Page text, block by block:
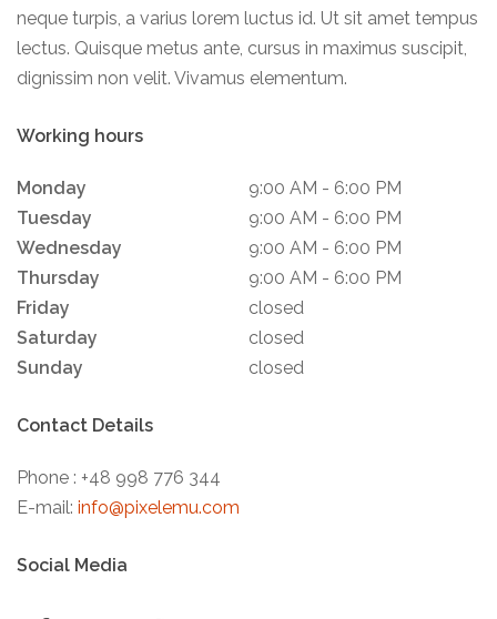
neque turpis, a varius lorem luctus id. Ut sit amet tempus
lectus. Quisque metus ante, cursus in maximus suscipit,
dignissim non velit. Vivamus elementum.
Working hours
Monday 9:00 AM
6:00 PM
Tuesday
9:00 AM
6:00 PM
Wednesday
9:00 AM
6:00 PM
Thursday
9:00 AM
6:00 PM
Friday
closed
Saturday
closed
Sunday
closed
Contact Details
Phone : +48 998 776 344
E-mail: info@pixelemu.com
Social Media